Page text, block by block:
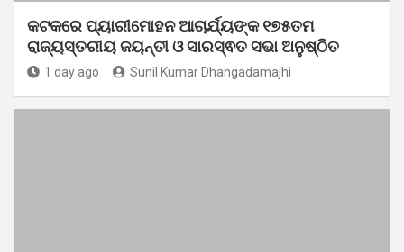
କଟକରେ ପ୍ୟାରୀମୋହନ ଆଚାର୍ଯ୍ୟଙ୍କ ୧୭୫ତମ
ରାଜ୍ୟସ୍ତରୀୟ ଜୟନ୍ତୀ ଓ ସାରସ୍ଵତ ସଭା ଅନୁଷ୍ଠିତ
1 day ago Sunil Kumar Dhangadamajhi